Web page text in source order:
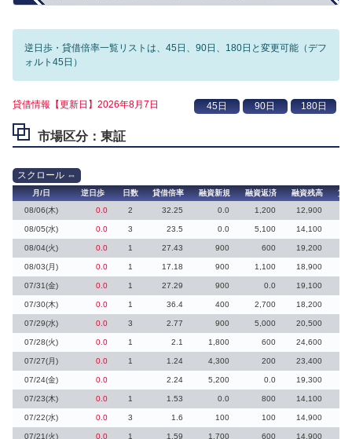
逆日歩・貸借倍率一覧リストは、45日、90日、180日と変更可能（デフ
ォルト45日）
貸借情報【更新日】2026年8月7日
市場区分：東証
月/日 逆日歩 日数 貸借倍率 融資新規 融資返済 融資残高
貸
08/06(木)
0.0 2 32.25 0.0 1,200 12,900
08/05(水) 0.0 3 23.5 0.0 5,100 14,100
08/04(火) 0.0 1 27.43 900 600 19,200
08/03(月) 0.0 1 17.18 900 1,100 18,900
07/31(金) 0.0 1 27.29 900 0.0 19,100
07/30(木) 0.0 1 36.4 400 2,700 18,200
07/29(水) 0.0 3 2.77 900 5,000 20,500
07/28(火) 0.0 1 2.1 1,800 600 24,600
07/27(月) 0.0 1 1.24 4,300 200 23,400
07/24(金) 0.0 2.24 5,200 0.0 19,300
07/23(木) 0.0 1 1.53 0.0 800 14,100
07/22(水) 0.0 3 1.6 100 100 14,900
07/21(火) 0.0 1 1.59 1,700 600 14,900